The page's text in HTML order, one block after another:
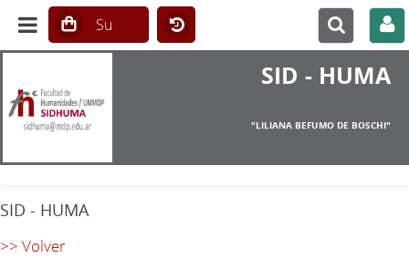
SID - HUMA
"LILIANA BEFUMO DE BOSCHI"
SID - HUMA
>> Volver